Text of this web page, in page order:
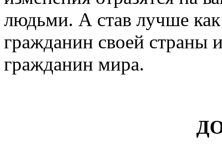
людьми. А став лучше
гражданин своей страны
гражданин мира.